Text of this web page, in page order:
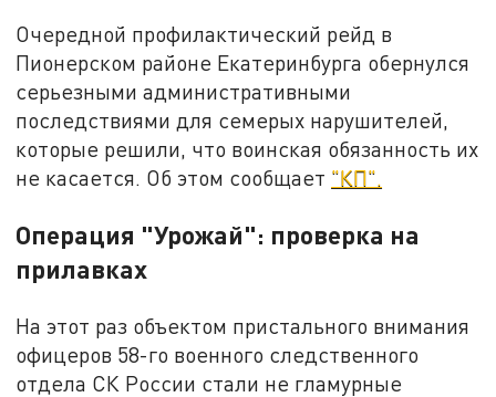
Очередной профилактический рейд в
Пионерском районе Екатеринбурга обернулся
серьезными административными
последствиями для семерых нарушителей,
которые решили, что воинская обязанность их
не касается. Об этом сообщает "КП".
Операция "Урожай": проверка на
прилавках
На этот раз объектом пристального внимания
офицеров 58-го военного следственного
отдела СК России стали не гламурные